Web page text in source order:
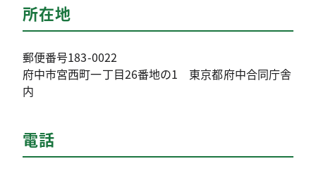
所在地
郵便番号183-0022
府中市宮西町一丁目26番地の1 東京都府中合同庁舎
内
電話